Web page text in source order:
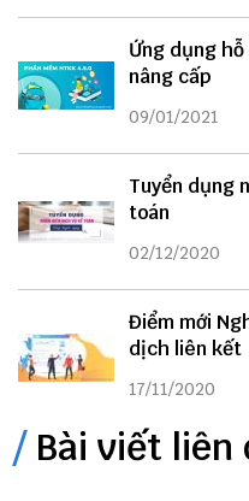
Ứng dụng
nâng cấp
09/01/2021
Tuyển dụng
toán
02/12/2020
Điểm mới
dịch liên kết
17/11/2020
Bài viết liên